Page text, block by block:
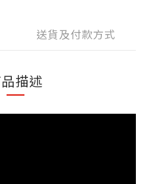
送貨及付款方式
描述